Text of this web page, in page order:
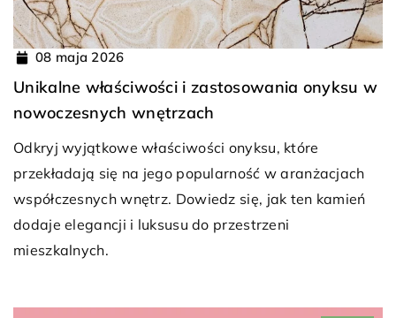
08 maja 2026
Unikalne właściwości i zastosowania onyksu w
nowoczesnych wnętrzach
Odkryj wyjątkowe właściwości onyksu, które
przekładają się na jego popularność w aranżacjach
współczesnych wnętrz. Dowiedz się, jak ten kamień
dodaje elegancji i luksusu do przestrzeni
mieszkalnych.